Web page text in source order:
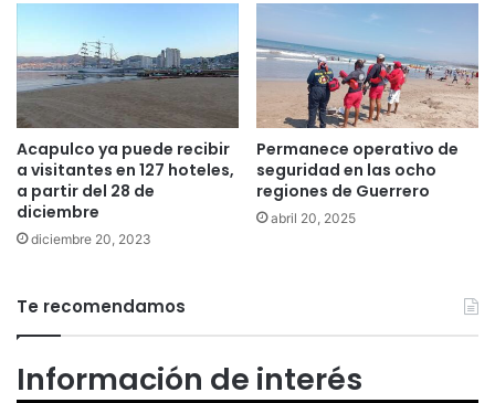
Acapulco ya puede recibir
a visitantes en 127 hoteles,
a partir del 28 de
diciembre
diciembre 20, 2023
Permanece operativo de
seguridad en las ocho
regiones de Guerrero
abril 20, 2025
Te recomendamos
Información de interés